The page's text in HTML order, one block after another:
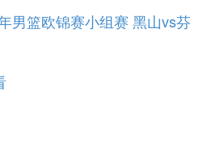
男篮欧锦赛小组赛 黑山vs芬